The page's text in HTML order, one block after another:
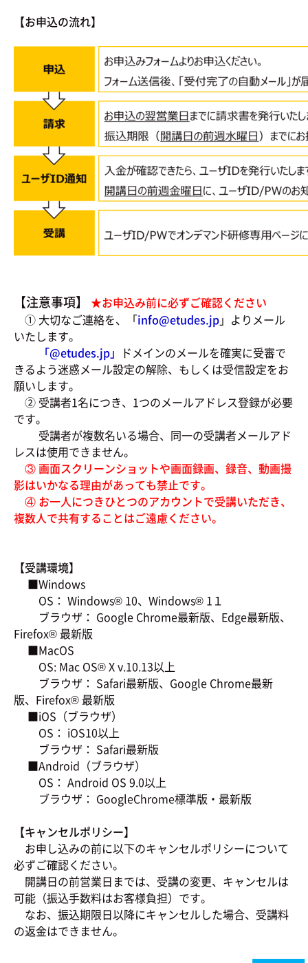
【お申込の流れ】
【注意事項】
★お申込み前に必ずご確認ください
① 大切なご連絡を、「info@etudes.jp」よりメール
いたします。
「@etudes.jp」 ドメインのメールを確実に受審で
きるよう迷惑メール設定の解除、もしくは受信設定をお
願いします。
② 受講者1名につき、1つのメールアドレス登録が必要
です。
受講者が複数名いる場合、同一の受講者メールアド
レスは使用できません。
③ 画面スクリーンショットや画面録画、録音、動画撮
影はいかなる理由があっても禁止です。
④ お一人につきひとつのアカウントで受講いただき、
複数人で共有することはご遠慮ください。
【受講環境】
■Windows
OS： Windows® 10、Windows® 1１
ブラウザ： Google Chrome最新版、Edge最新版、
Firefox® 最新版
■MacOS
OS: Mac OS® X v.10.13以上
ブラウザ： Safari最新版、Google Chrome最新
版、Firefox® 最新版
■iOS（ブラウザ）
OS： iOS10以上
ブラウザ： Safari最新版
■Android（ブラウザ）
OS： Android OS 9.0以上
ブラウザ： GoogleChrome標準版・最新版
【キャンセルポリシー】
お申し込みの前に以下のキャンセルポリシーについて
必ずご確認ください。
開講日の前営業日までは、受講の変更、キャンセルは
可能（振込手数料はお客様負担）です。
なお、振込期限日以降にキャンセルした場合、受講料
の返金はできません。